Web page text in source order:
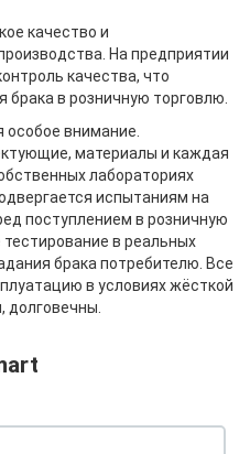
качество и
На предприятии
качества, что
брака в розничную торговлю.
особое внимание.
материалы и каждая
лабораториях
испытаниям на
поступлением в розничную
в реальных
брака потребителю. Все
в условиях жёсткой
долговечны.